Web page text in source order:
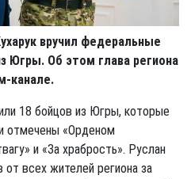
вручил федеральные
Югры. Об этом глава региона
канале.
18 бойцов из Югры, которые
отмечены «Орденом
и «За храбрость». Руслан
от всех жителей региона за